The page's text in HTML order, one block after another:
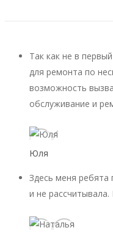
Так как не в
для ремонта по
возможность
обслуживание и
Юля
Здесь меня
и не